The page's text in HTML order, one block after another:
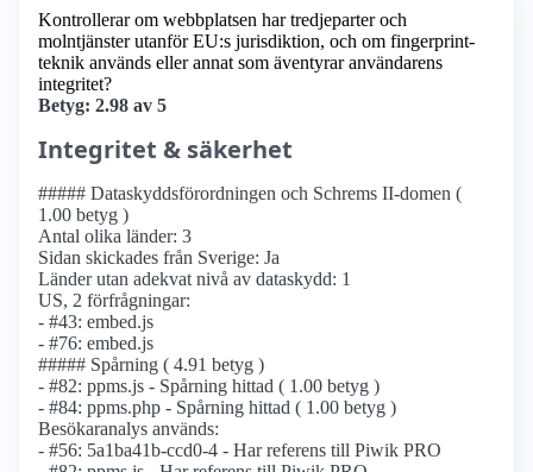
Kontrollerar om webbplatsen har tredjeparter och
molntjänster utanför EU:s jurisdiktion, och om fingerprint-
teknik används eller annat som äventyrar användarens
integritet?
Betyg: 2.98 av 5
Integritet & säkerhet
##### Dataskyddsförordningen och Schrems II-domen (
1.00 betyg )
Antal olika länder: 3
Sidan skickades från Sverige: Ja
Länder utan adekvat nivå av dataskydd: 1
US, 2 förfrågningar:
- #43: embed.js
- #76: embed.js
##### Spårning ( 4.91 betyg )
- #82: ppms.js - Spårning hittad ( 1.00 betyg )
- #84: ppms.php - Spårning hittad ( 1.00 betyg )
Besökaranalys används:
- #56: 5a1ba41b-ccd0-4 - Har referens till Piwik PRO